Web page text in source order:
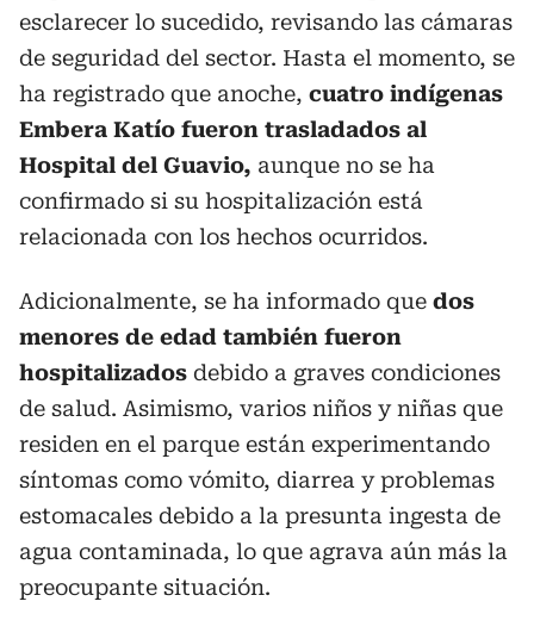
esclarecer lo sucedido, revisando las cámaras
de seguridad del sector. Hasta el momento, se
ha registrado que anoche, cuatro indígenas
Embera Katío fueron trasladados al
Hospital del Guavio, aunque no se ha
confirmado si su hospitalización está
relacionada con los hechos ocurridos.
Adicionalmente, se ha informado que dos
menores de edad también fueron
hospitalizados debido a graves condiciones
de salud. Asimismo, varios niños y niñas que
residen en el parque están experimentando
síntomas como vómito, diarrea y problemas
estomacales debido a la presunta ingesta de
agua contaminada, lo que agrava aún más la
preocupante situación.